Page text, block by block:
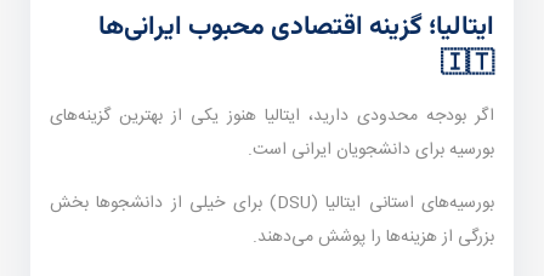
ایتالیا؛ گزینه اقتصادی محبوب ایرانی‌ها
🇮🇹
اگر بودجه محدودی دارید، ایتالیا هنوز یکی از بهترین گزینه‌های
بورسیه برای دانشجویان ایرانی است.
بورسیه‌های استانی ایتالیا (DSU) برای خیلی از دانشجوها بخش
بزرگی از هزینه‌ها را پوشش می‌دهند.